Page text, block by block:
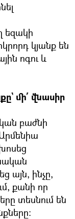
եզակի
կյանք են
ոգու և
մի՛ վնասիր
բաժնի
այն, ինչը,
քանի որ
տեսնում են